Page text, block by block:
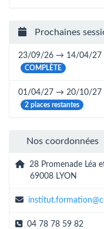
Prochaines
23/09/26 → 14/04/27
COMPLÈTE
01/04/27 → 20/10/27
2 places restantes
Nos coordonnées
28 Promenade Léa
69008 LYON
04 78 78 59 82